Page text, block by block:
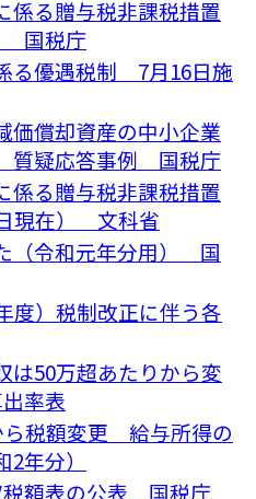
係る贈与税非課税措置
国税庁
る優遇税制 7月16日施
価償却資産の中小企業
質疑応答事例 国税庁
係る贈与税非課税措置
現在） 文科省
（令和元年分用） 国
度）税制改正に伴う各
は50万超あたりから変
率表
ら税額変更 給与所得の
年分）
額表の公表 国税庁